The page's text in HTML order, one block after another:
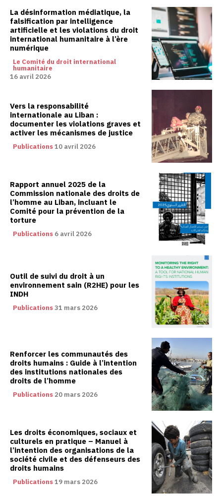
La désinformation médiatique, la
falsification par intelligence
artificielle et les violations du droit
international humanitaire à l’ère
numérique
Le Comité du droit international
humanitaire
16 avril 2026
Vers la responsabilité
internationale au Liban :
documenter les violations graves et
activer les mécanismes de justice
Publications10 avril 2026
Rapport annuel 2025 de la
Commission nationale des droits de
l’homme au Liban, incluant le
Comité pour la prévention de la
torture
Publications 6 avril 2026
Outil de suivi du droit à un
environnement sain (R2HE) pour les
INDH
Publications31 mars 2026
Renforcer les communautés des
droits humains : Guide à l’intention
des institutions nationales des
droits de l’homme
Publications 20 mars 2026
Les droits économiques, sociaux et
culturels en pratique – Manuel à
l’intention des organisations de la
société civile et des défenseurs des
droits humains
Publications19 mars 2026